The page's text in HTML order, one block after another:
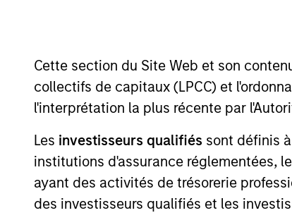
Cette section du Site Web et son
collectifs de capitaux (LPCC) et
l'interprétation la plus récente par
Les investisseurs qualifiés sont définis
institutions d'assurance réglementées,
ayant des activités de trésorerie
des investisseurs qualifiés et les
Morgan Stanley
investments
Overview